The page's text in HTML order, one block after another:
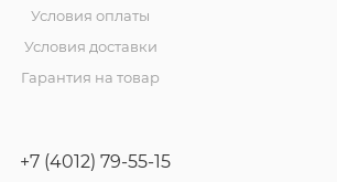
Условия оплаты
Условия доставки
Гарантия на товар
+7 (4012) 79-55-15